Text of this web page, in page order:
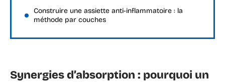
Construire une assiette anti-inflammatoire : la
méthode par couches
Synergies d’absorption : pourquoi un